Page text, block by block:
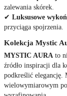
zalewania skórek.
✔ Luksusowe
przyciąga spojrzenia.
Kolekcja Mystic
MYSTIC AURA to
źródło inspiracji dla
podkreślić elegancję.
wielowymiarowym